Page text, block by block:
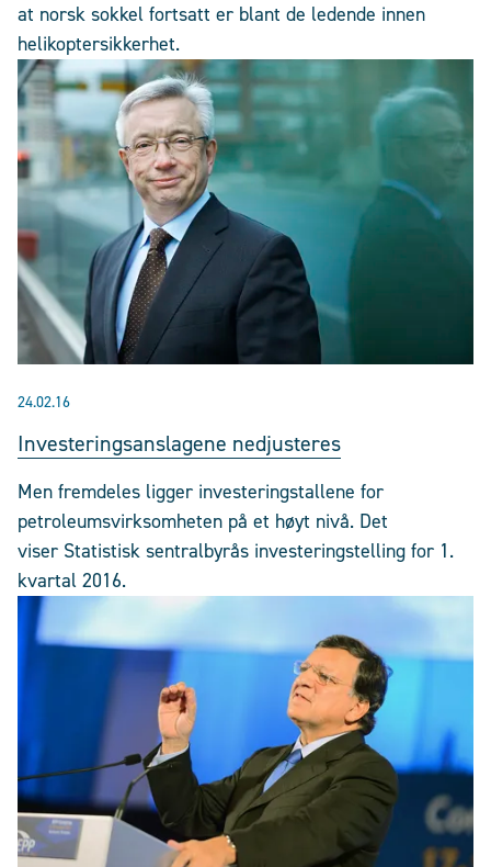
at norsk sokkel fortsatt er blant de ledende innen
helikoptersikkerhet.
24.02.16
Investeringsanslagene nedjusteres
Men fremdeles ligger investeringstallene for
petroleumsvirksomheten på et høyt nivå. Det
viser Statistisk sentralbyrås investeringstelling for 1.
kvartal 2016.